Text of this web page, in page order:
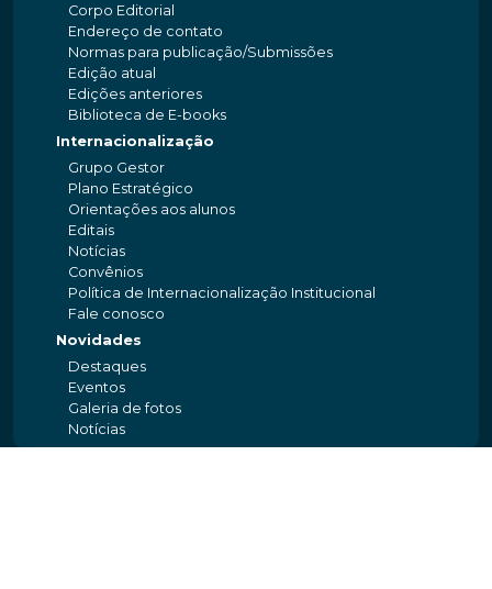
Corpo Editorial
Endereço de contato
Normas para publicação/Submissões
Edição atual
Edições anteriores
Biblioteca de E-books
Internacionalização
Grupo Gestor
Plano Estratégico
Orientações aos alunos
Editais
Notícias
Convênios
Política de Internacionalização Institucional
Fale conosco
Novidades
Destaques
Eventos
Galeria de fotos
Notícias